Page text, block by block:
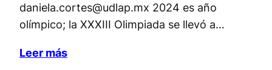
daniela.cortes@udlap.mx 2024 es año
olímpico; la XXXIII Olimpiada se llevó a…
Leer más